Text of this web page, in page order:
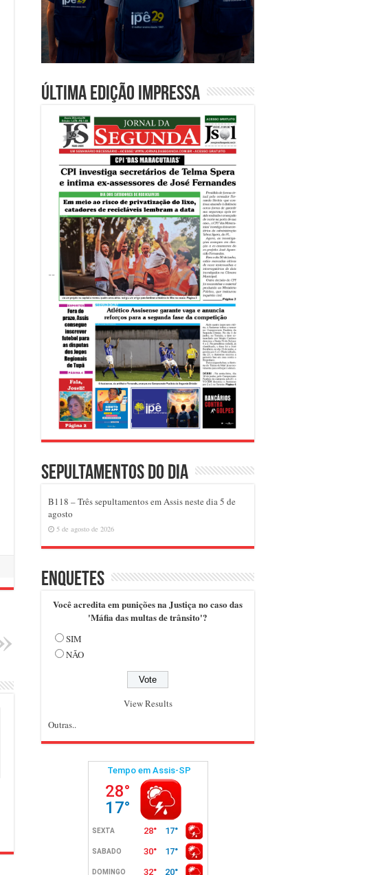
Última edição impressa
Sepultamentos do dia
B118 – Três sepultamentos em Assis neste dia 5 de
agosto
5 de agosto de 2026
Enquetes
Você acredita em punições na Justiça no caso das
'Máfia das multas de trânsito'?
SIM
NÃO
View Results
Outras..